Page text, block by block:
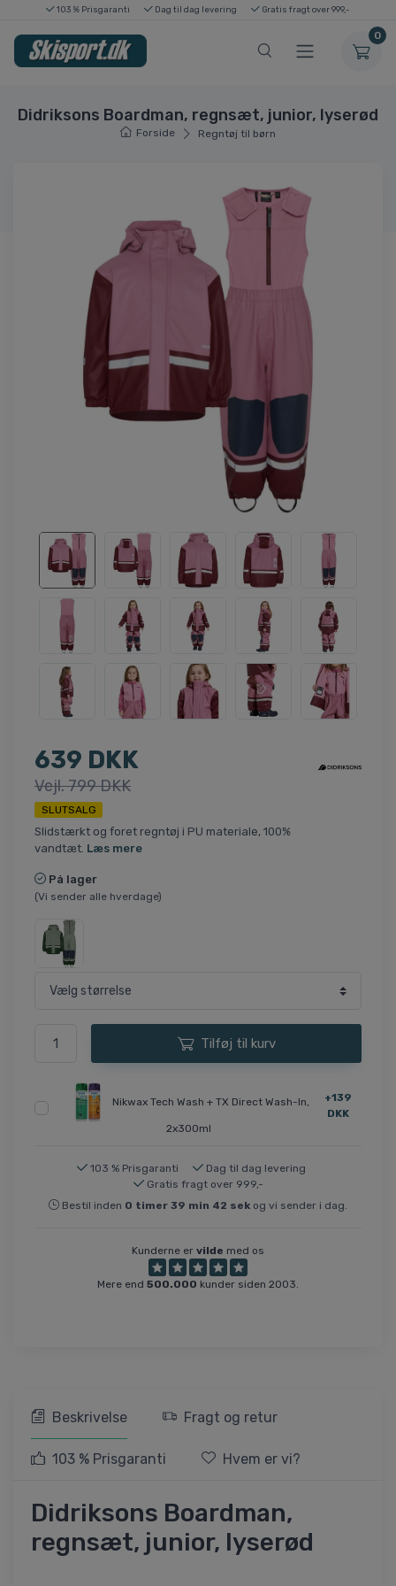
103 % Prisgaranti Dag til dag levering Gratis fragt over 999,-
0
Didriksons Boardman, regnsæt, junior, lyserød
Forside Regntøj til børn
639 DKK
Vejl. 799 DKK
SLUTSALG
Slidstærkt og foret regntøj i PU materiale, 100%
vandtæt. Læs mere
På lager
(Vi sender alle hverdage)
Tilføj til kurv
Nikwax Tech Wash + TX Direct Wash-In,
2x300ml
+139
DKK
103 % Prisgaranti
Dag til dag levering
Gratis fragt over 999,-
Bestil inden 0 timer 39 min 42 sek og vi sender i dag.
Kunderne er vilde med os
Mere end 500.000 kunder siden 2003.
Beskrivelse Fragt og retur
103 % Prisgaranti Hvem er vi?
Didriksons Boardman,
regnsæt, junior, lyserød